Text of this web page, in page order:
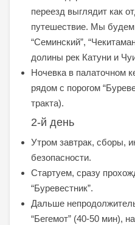
переезд выглядит как
путешествие. Мы
“Семинский”,
долины рек Катуни и
Ночевка в палаточном
рядом с порогом
тракта).
2-й день
Утром завтрак, сборы,
безопасности.
Стартуем, сразу
“Буревестник”.
Дальше
“Бегемот” (40-50 мин),